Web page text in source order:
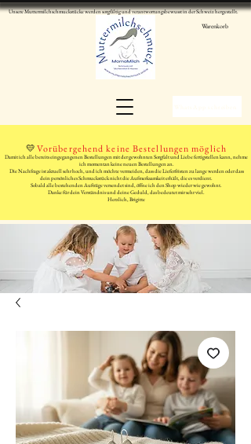
Unsere Muttermilchschmuckstücke werden sorgfältig und verantwortungsbewusst in der Schweiz hergestellt.
Warenkorb
💛Vorübergehend keine Bestellungen möglich
Damit ich alle bereits eingegangenen Bestellungen mit der gewohnten Sorgfalt und Liebe fertigstellen kann, nehme
ich momentan keine neuen Bestellungen an.
Die Nachfrage ist aktuell sehr hoch, und ich möchte vermeiden, dass die Lieferfristen zu lange werden oder dass
dein persönliches Schmuckstück nicht die Aufmerksamkeit erhält, die es verdient.
Sobald alle bestehenden Aufträge versendet sind, öffne ich den Shop wieder wie gewohnt.
Danke für dein Verständnis und deine Geduld, das bedeutet mir sehr viel.
Herzlich, Brigitte